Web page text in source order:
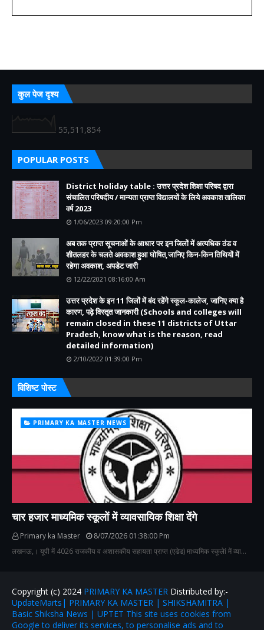
कुल पेज दृश्य
55,511,854
POPULAR POSTS
District holiday table : उत्तर प्रदेश शिक्षा परिषद द्वारा
संचालित परिषदीय / मान्यता प्राप्त विद्यालयों के लिये अवकाश तालिका
वर्ष 2023
1/06/2023 09:20:00 Pm
अब तक प्राप्त सूचनाओं के आधार पर इन जिलों में अत्यधिक ठंड व
शीतलहर के चलते अवकाश हुआ घोषित,जानिए किन-किन तिथियों में
रहेगा अवकाश, अपडेट जारी
12/22/2021 08:16:00 Am
उत्तर प्रदेश के इन 11 जिलों में बंद रहेंगे स्कूल-कालेज, जानिए क्या है
कारण, पढ़े विस्तृत जानकारी (Schools and colleges will
remain closed in these 11 districts of Uttar
Pradesh, know what is the reason, read
detailed information)
2/10/2022 01:39:00 Pm
विशिष्ट पोस्ट
PRIMARY KA MASTER NEWS
चार हजार माध्यमिक स्कूलों में व्यावसायिक शिक्षा देंगे
Primary ka Master
8/07/2026 01:38:00 Pm
लखनऊ,। यूपी में 4026 राजकीय व अशासकीय सहायता प्राप्त (एडेड) माध्यमिक स्कूलेां में व्या…
Copyright (c) 2024 PRIMARY KA MASTER Distributed by:-
UpdateMarts| PRIMARY KA MASTER | SHIKSHAMITRA |
Basic Shiksha News | UPTET This site uses cookies from
Google to deliver its services, to personalise ads and to